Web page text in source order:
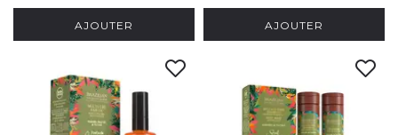
AJOUTER AJOUTER